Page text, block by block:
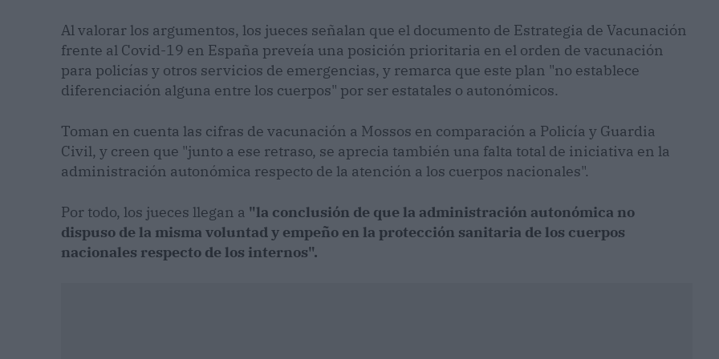
Al valorar los argumentos, los jueces señalan que el documento de Estrategia de Vacunación
frente al Covid-19 en España preveía una posición prioritaria en el orden de vacunación
para policías y otros servicios de emergencias, y remarca que este plan "no establece
diferenciación alguna entre los cuerpos" por ser estatales o autonómicos.
Toman en cuenta las cifras de vacunación a Mossos en comparación a Policía y Guardia
Civil, y creen que "junto a ese retraso, se aprecia también una falta total de iniciativa en la
administración autonómica respecto de la atención a los cuerpos nacionales".
Por todo, los jueces llegan a "la conclusión de que la administración autonómica no
dispuso de la misma voluntad y empeño en la protección sanitaria de los cuerpos
nacionales respecto de los internos".